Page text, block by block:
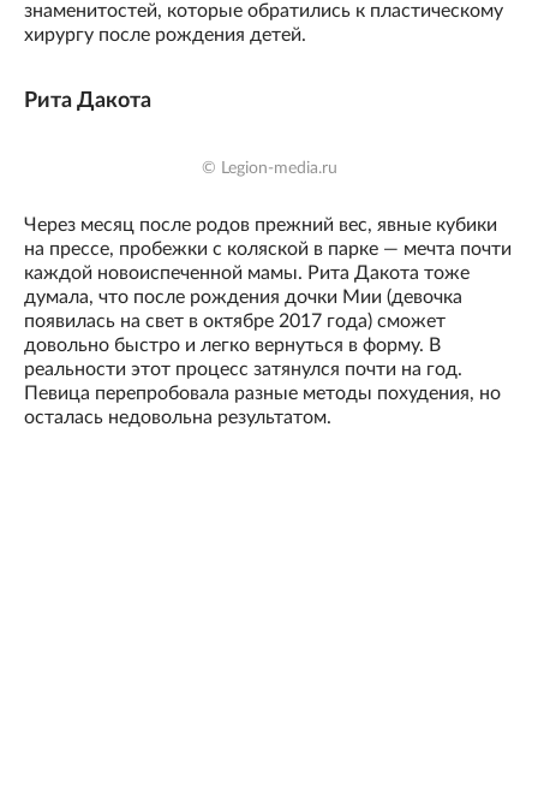
знаменитостей, которые обратились к пластическому
хирургу после рождения детей.
Рита Дакота
© Legion-media.ru
Через месяц после родов прежний вес, явные кубики
на прессе, пробежки с коляской в парке — мечта почти
каждой новоиспеченной мамы. Рита Дакота тоже
думала, что после рождения дочки Мии (девочка
появилась на свет в октябре 2017 года) сможет
довольно быстро и легко вернуться в форму. В
реальности этот процесс затянулся почти на год.
Певица перепробовала разные методы похудения, но
осталась недовольна результатом.